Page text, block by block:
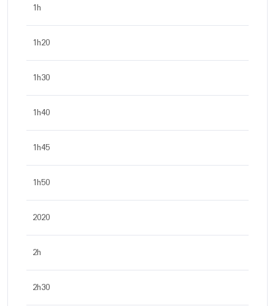
1h
1h20
1h30
1h40
1h45
1h50
2020
2h
2h30